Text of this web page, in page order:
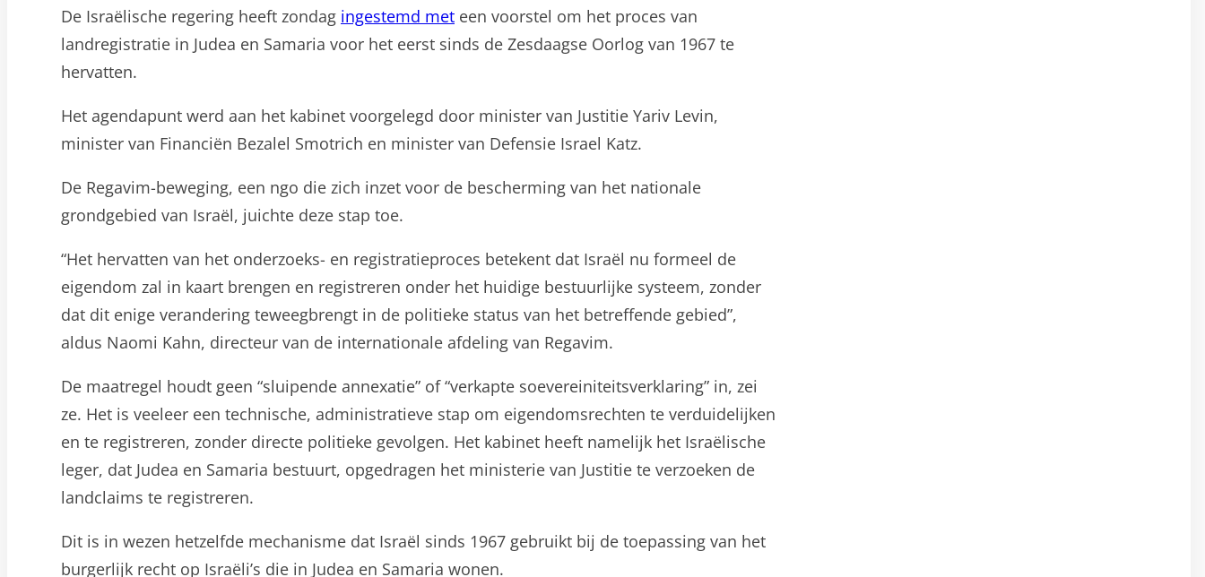
De Israëlische regering heeft zondag ingestemd met een voorstel om het proces van
landregistratie in Judea en Samaria voor het eerst sinds de Zesdaagse Oorlog van 1967 te
hervatten.
Het agendapunt werd aan het kabinet voorgelegd door minister van Justitie Yariv Levin,
minister van Financiën Bezalel Smotrich en minister van Defensie Israel Katz.
De Regavim-beweging, een ngo die zich inzet voor de bescherming van het nationale
grondgebied van Israël, juichte deze stap toe.
“Het hervatten van het onderzoeks- en registratieproces betekent dat Israël nu formeel de
eigendom zal in kaart brengen en registreren onder het huidige bestuurlijke systeem, zonder
dat dit enige verandering teweegbrengt in de politieke status van het betreffende gebied”,
aldus Naomi Kahn, directeur van de internationale afdeling van Regavim.
De maatregel houdt geen “sluipende annexatie” of “verkapte soevereiniteitsverklaring” in, zei
ze. Het is veeleer een technische, administratieve stap om eigendomsrechten te verduidelijken
en te registreren, zonder directe politieke gevolgen. Het kabinet heeft namelijk het Israëlische
leger, dat Judea en Samaria bestuurt, opgedragen het ministerie van Justitie te verzoeken de
landclaims te registreren.
Dit is in wezen hetzelfde mechanisme dat Israël sinds 1967 gebruikt bij de toepassing van het
burgerlijk recht op Israëli’s die in Judea en Samaria wonen.